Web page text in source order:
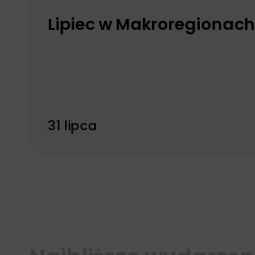
Lipiec w Makroregionach
31 lipca